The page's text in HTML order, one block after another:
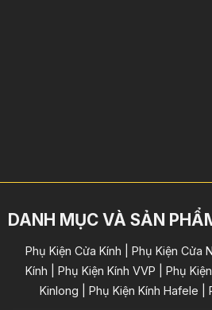
DANH MỤC VÀ SẢN
Phụ Kiện Cửa Kính | Phụ Kiện Cửa
Kính | Phụ Kiện Kính VVP | Phụ
Kinlong | Phụ Kiện Kính Hafele |